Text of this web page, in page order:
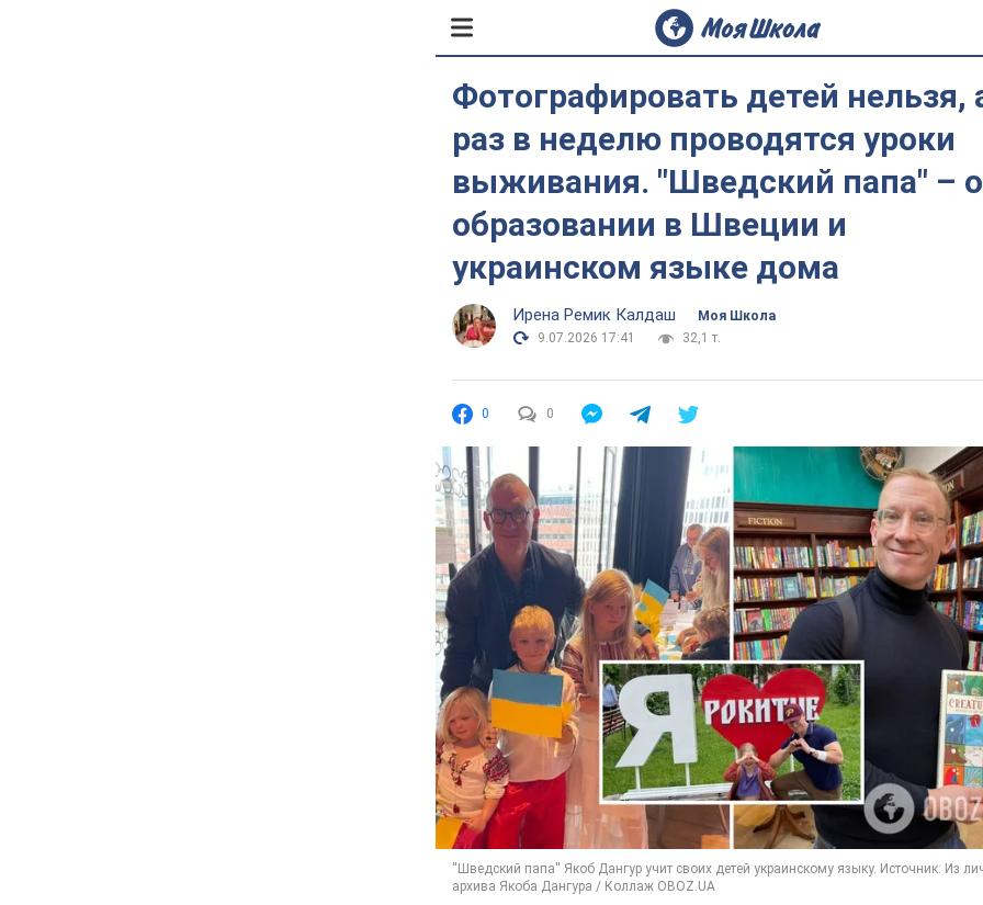
Фотографировать детей нельзя,
раз в неделю проводятся уроки
выживания. "Шведский папа" –
образовании в Швеции и
украинском языке дома
Ирена Ремик Калдаш
Моя Школа
9.07.2026 17:41
32,1 т.
0 0